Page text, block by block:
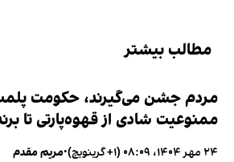
مطالب بیشتر
مردم جشن می‌گیرند، حکومت
ممنوعیت شادی از قهوه‌پارتی تا
۲۴ مهر ۱۴۰۴، ۰۸:۰۹ (‎+۱ گرینویچ) •مریم مقدم